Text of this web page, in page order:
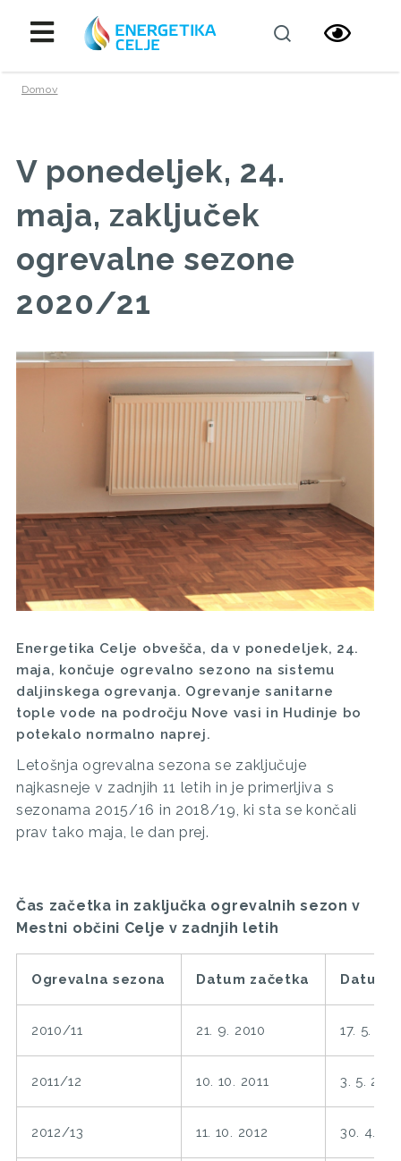
Domov
V ponedeljek, 24.
maja, zaključek
ogrevalne sezone
2020/21
Energetika Celje obvešča, da v ponedeljek, 24.
maja, končuje ogrevalno sezono na sistemu
daljinskega ogrevanja. Ogrevanje sanitarne
tople vode na področju Nove vasi in Hudinje bo
potekalo normalno naprej.
Letošnja ogrevalna sezona se zaključuje
najkasneje v zadnjih 11 letih in je primerljiva s
sezonama 2015/16 in 2018/19, ki sta se končali
prav tako maja, le dan prej.
Čas začetka in zaključka ogrevalnih sezon v
Mestni občini Celje v zadnjih letih
Ogrevalna sezona Datum začetka Datum
2010/11 21. 9. 2010 17. 5.
2011/12 10. 10. 2011 3. 5. 2012
2012/13 11. 10. 2012 30. 4.